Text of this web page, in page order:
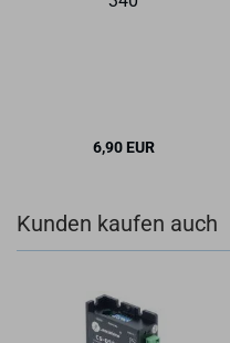
6,90 EUR
Kunden kaufen auch